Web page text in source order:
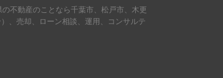
不動産のことなら千葉市、松戸市、木更
、売却、ローン相談、運用、コンサルテ